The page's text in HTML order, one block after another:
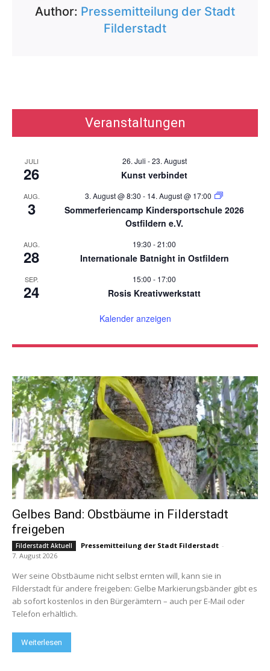
Author: Pressemitteilung der Stadt
Filderstadt
Veranstaltungen
JULI
26
26. Juli -23. August
Kunst verbindet
AUG.
3
3. August @ 8:30 - 14. August @ 17:00
Sommerferiencamp Kindersportschule 2026
Ostfildern e.V.
AUG.
28
19:30 -21:00
Internationale Batnight in Ostfildern
SEP.
24
15:00 - 17:00
Rosis Kreativwerkstatt
Kalender anzeigen
Gelbes Band: Obstbäume in Filderstadt
freigeben
Filderstadt Aktuell Pressemitteilung der Stadt Filderstadt -
7. August 2026
Wer seine Obstbäume nicht selbst ernten will, kann sie in
Filderstadt für andere freigeben: Gelbe Markierungsbänder gibt es
ab sofort kostenlos in den Bürgerämtern – auch per E-Mail oder
Telefon erhältlich.
Weiterlesen